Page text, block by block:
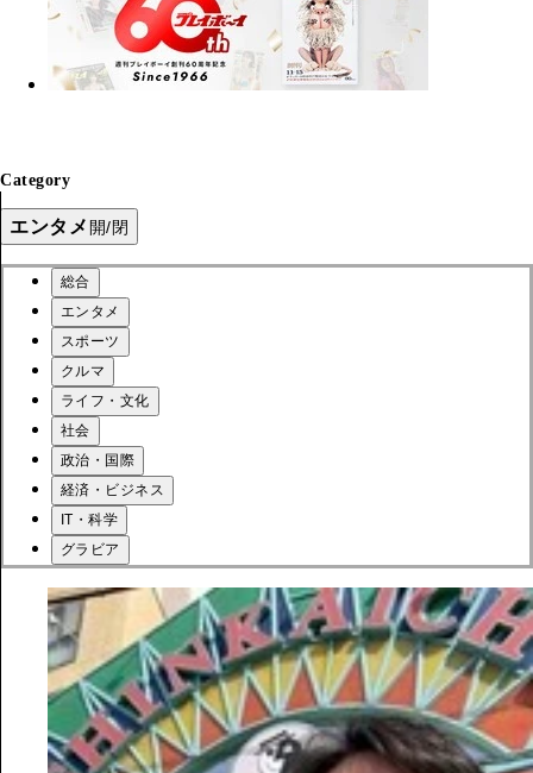
Category
エンタメ 開/閉
総合
エンタメ
スポーツ
クルマ
ライフ・文化
社会
政治・国際
経済・ビジネス
IT・科学
グラビア